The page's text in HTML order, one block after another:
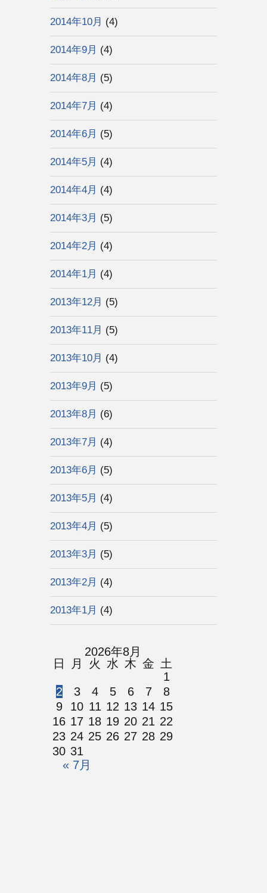
2014年10月 (4)
2014年9月 (4)
2014年8月 (5)
2014年7月 (4)
2014年6月 (5)
2014年5月 (4)
2014年4月 (4)
2014年3月 (5)
2014年2月 (4)
2014年1月 (4)
2013年12月 (5)
2013年11月 (5)
2013年10月 (4)
2013年9月 (5)
2013年8月 (6)
2013年7月 (4)
2013年6月 (5)
2013年5月 (4)
2013年4月 (5)
2013年3月 (5)
2013年2月 (4)
2013年1月 (4)
2026年8月
日
月 火 水 木 金 土
« 7月
1
2
3 4 5 6 7
8
9
10 11 12 13 14 15
16 17 18 19 20 21 22
23 24 25 26 27 28 29
30 31